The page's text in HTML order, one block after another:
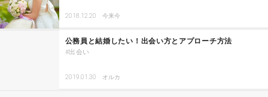
2018.12.20 今来今
公務員と結婚したい！出会い方とアプローチ方法
出会い
2019.01.30 オルカ